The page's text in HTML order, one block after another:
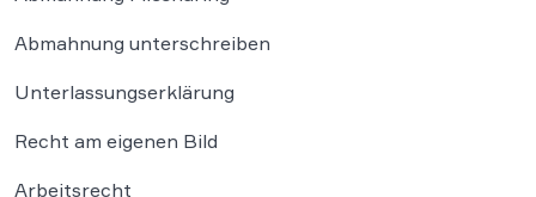
Abmahnung unterschreiben
Unterlassungserklärung
Recht am eigenen Bild
Arbeitsrecht